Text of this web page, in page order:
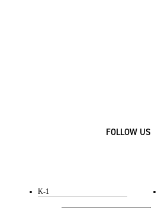
FOLLOW US
K-1